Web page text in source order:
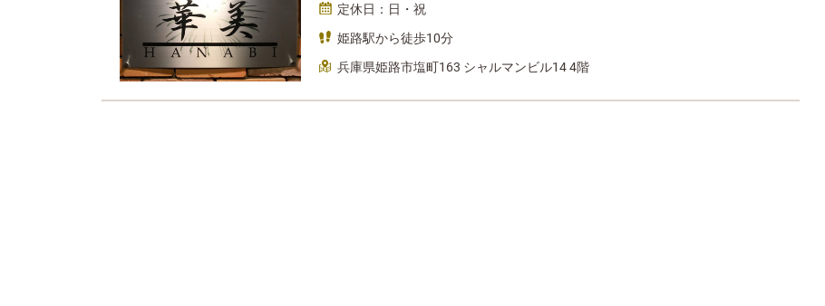
定休日：日・祝
姫路駅から徒歩10分
兵庫県姫路市塩町163 シャルマンビル14 4階